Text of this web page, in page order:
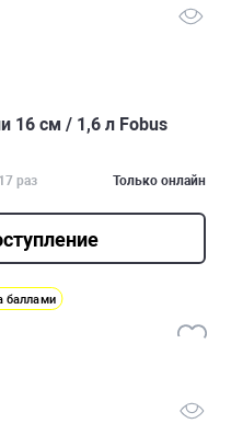
16 см / 1,6 л Fobus
раз Только онлайн
баллами